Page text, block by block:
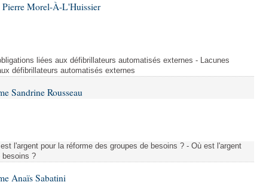
Pierre Morel-À-L'Huissier
liées aux défibrillateurs automatisés externes - Lacunes
défibrillateurs automatisés externes
Sandrine Rousseau
l'argent pour la réforme des groupes de besoins ? - Où est l'argent
besoins ?
Anaïs Sabatini